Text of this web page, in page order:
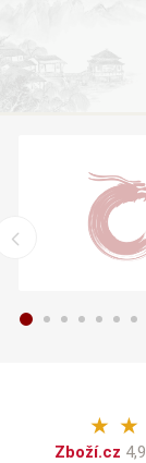
★ ★
Zboží.cz 4,9